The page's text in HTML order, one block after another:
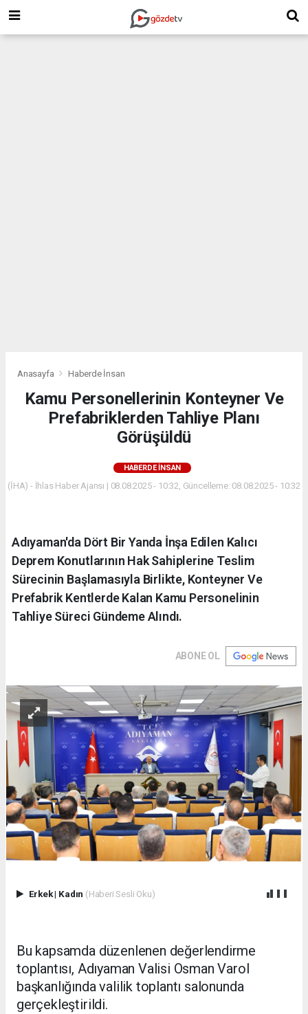
Anasayfa Haberde İnsan
Kamu Personellerinin Konteyner Ve
Prefabriklerden Tahliye Planı
Görüşüldü
HABERDE İNSAN
(İHA) - İhlas Haber Ajansı | 08.08.2025 - 10:32, Güncelleme: 08.08.2025 - 10:32
Adıyaman'da Dört Bir Yanda İnşa Edilen Kalıcı
Deprem Konutlarının Hak Sahiplerine Teslim
Sürecinin Başlamasıyla Birlikte, Konteyner Ve
Prefabrik Kentlerde Kalan Kamu Personelinin
Tahliye Süreci Gündeme Alındı.
ABONE OL
Erkek| Kadın (Haberi Sesli Oku)
Bu kapsamda düzenlenen değerlendirme
toplantısı, Adıyaman Valisi Osman Varol
başkanlığında valilik toplantı salonunda
gerçekleştirildi.